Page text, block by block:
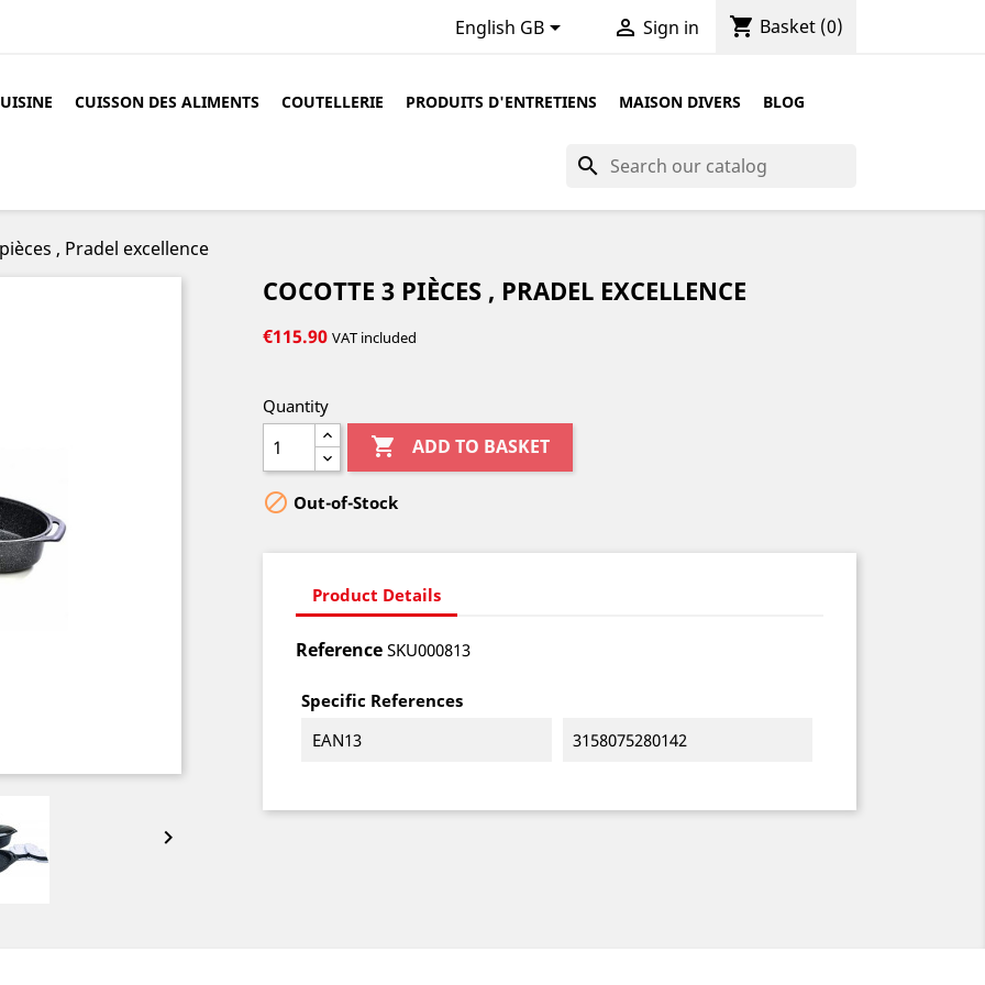
English GB  Sign in shopping_cart Basket (0)
CUISSON DES ALIMENTS COUTELLERIE PRODUITS D'ENTRETIENS MAISON DIVERS BLOG
search
, Pradel excellence

COCOTTE 3 PIÈCES , PRADEL EXCELLENCE
€115.90 VAT included
Quantity
 ADD TO BASKET
 Out-of-Stock
Product Details
Reference SKU000813
Specific References
EAN13
3158075280142